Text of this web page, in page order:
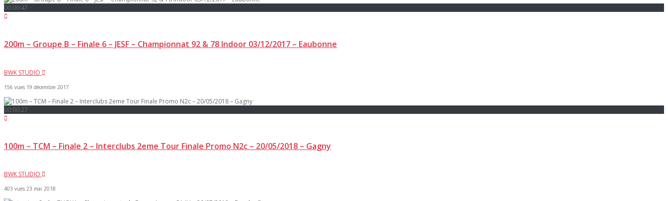
00:00:47
200m – Groupe B – Finale 6 – JESF – Championnat 92 & 78 Indoor 03/12/2017 – Eaubonne
BWK STUDIO
156 vues 19 décembre 2017
00:00:27
100m – TCM – Finale 2 – Interclubs 2eme Tour Finale Promo N2c – 20/05/2018 – Gagny
BWK STUDIO
403 vues 23 mai 2018